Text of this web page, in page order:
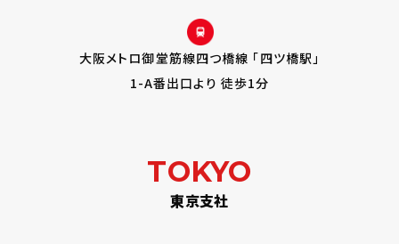
大阪メトロ御堂筋線四つ橋線 「四ツ橋駅」
1-A番出口より 徒歩1分
TOKYO
東京支社